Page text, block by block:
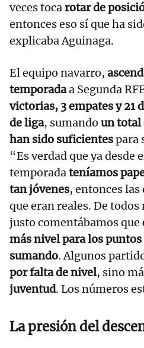
veces tocarotar de
entonces eso sí que ha
explicaba Aguinaga.
El equipo navarro,
temporadaa Segunda
victorias, 3 empates y 21
de liga, sumando un total
han sido suficientespara
“Es verdad que ya desde
temporadateníamos
tan jóvenes, entonces
que eran reales. De
justo comentábamos que
más nivel para los puntos
sumando. Algunos
por falta de nivel, sino
juventud. Los números
La presión del